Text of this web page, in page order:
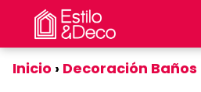
Inicio Decoración Baños